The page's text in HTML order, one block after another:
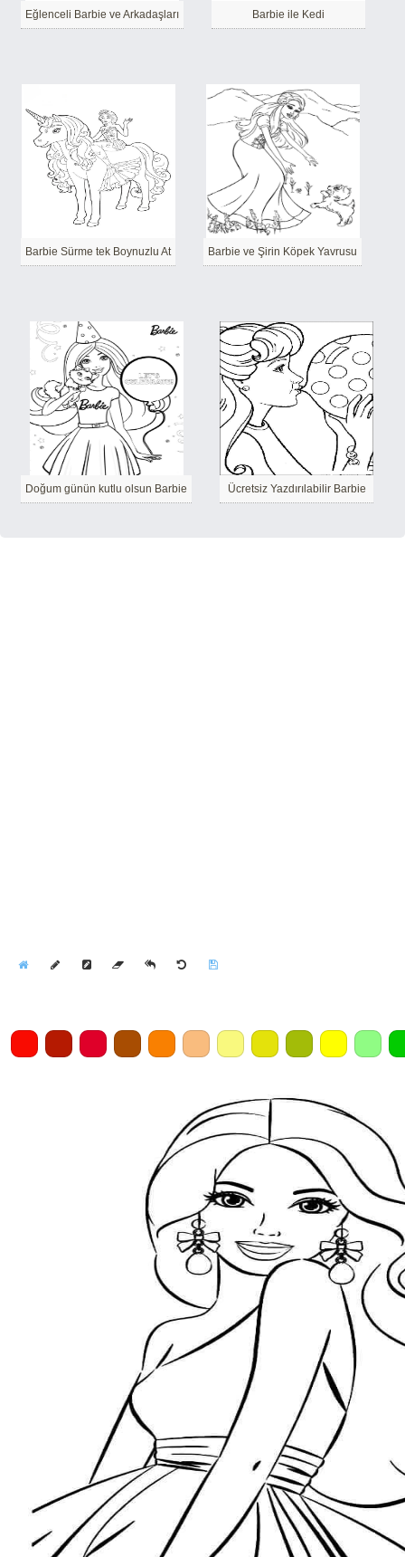
Eğlenceli Barbie ve Arkadaşları Barbie ile Kedi
Barbie Sürme tek Boynuzlu At Barbie ve Şirin Köpek Yavrusu
Doğum günün kutlu olsun Barbie Ücretsiz Yazdırılabilir Barbie